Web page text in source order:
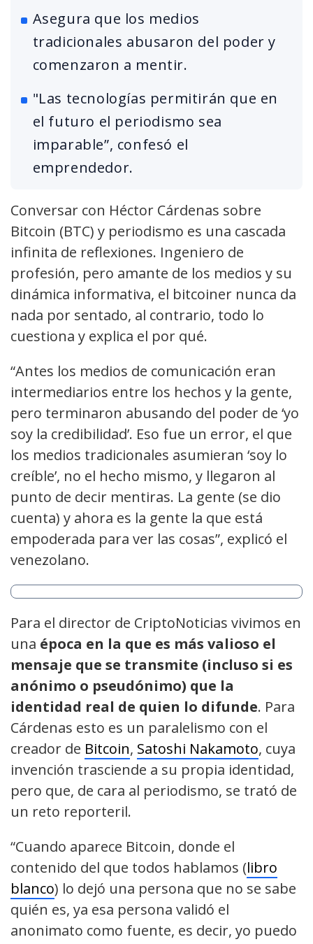
Asegura que los medios
tradicionales abusaron del poder y
comenzaron a mentir.
"Las tecnologías permitirán que en
el futuro el periodismo sea
imparable”, confesó el
emprendedor.
Conversar con Héctor Cárdenas sobre
Bitcoin (BTC) y periodismo es una cascada
infinita de reflexiones. Ingeniero de
profesión, pero amante de los medios y su
dinámica informativa, el bitcoiner nunca da
nada por sentado, al contrario, todo lo
cuestiona y explica el por qué.
“Antes los medios de comunicación eran
intermediarios entre los hechos y la gente,
pero terminaron abusando del poder de ‘yo
soy la credibilidad’. Eso fue un error, el que
los medios tradicionales asumieran ‘soy lo
creíble’, no el hecho mismo, y llegaron al
punto de decir mentiras. La gente (se dio
cuenta) y ahora es la gente la que está
empoderada para ver las cosas”, explicó el
venezolano.
Para el director de CriptoNoticias vivimos en
una época en la que es más valioso el
mensaje que se transmite (incluso si es
anónimo o pseudónimo) que la
identidad real de quien lo difunde. Para
Cárdenas esto es un paralelismo con el
creador de Bitcoin, Satoshi Nakamoto, cuya
invención trasciende a su propia identidad,
pero que, de cara al periodismo, se trató de
un reto reporteril.
“Cuando aparece Bitcoin, donde el
contenido del que todos hablamos (libro
blanco) lo dejó una persona que no se sabe
quién es, ya esa persona validó el
anonimato como fuente, es decir, yo puedo